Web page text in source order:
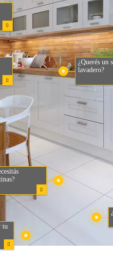
¿Querés un
lavadero?
tu